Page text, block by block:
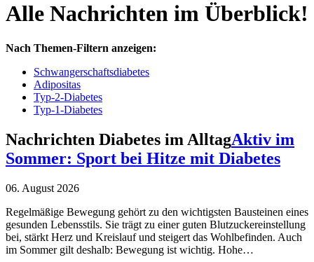
Alle Nachrichten im Überblick!
Nach Themen-Filtern anzeigen:
Schwangerschaftsdiabetes
Adipositas
Typ-2-Diabetes
Typ-1-Diabetes
Nachrichten Diabetes im AlltagAktiv im
Sommer: Sport bei Hitze mit Diabetes
06. August 2026
Regelmäßige Bewegung gehört zu den wichtigsten Bausteinen eines
gesunden Lebensstils. Sie trägt zu einer guten Blutzuckereinstellung
bei, stärkt Herz und Kreislauf und steigert das Wohlbefinden. Auch
im Sommer gilt deshalb: Bewegung ist wichtig. Hohe…